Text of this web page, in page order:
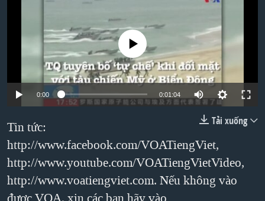
"Tìm"NGƯỜI VIỆT HẢI NGOẠI
ĐỜI SỐNG
KINH TẾ
KHOA HỌC
VĂN HOÁ
THỂ THAO
GIÁO DỤC
HÀNH TRÌNH BẦU CỬ 2024
MỘT NĂM CHIẾN TRANH TẠI DẢI GAZA
GIẢI MÃ VÀNH ĐAI & CON ĐƯỜNG
TRỊNH VĨNH BÌNH - NGƯỜI HẠ 'BÊN THẮNG CUỘC'
CHI PHÍ CHIẾN TRANH AFGHANISTAN
CÁC GIÁ TRỊ CỘNG HÒA Ở VIỆT NAM
VIDEO
NGHE
MẠNG XÃ HỘI
Ngôn ngữ khác
No media source currently available
0:00 0:01:04
Tải xuống
Tin tức:
http://www.facebook.com/VOATiengViet,
http://www.youtube.com/VOATiengVietVideo,
http://www.voatiengviet.com. Nếu không vào